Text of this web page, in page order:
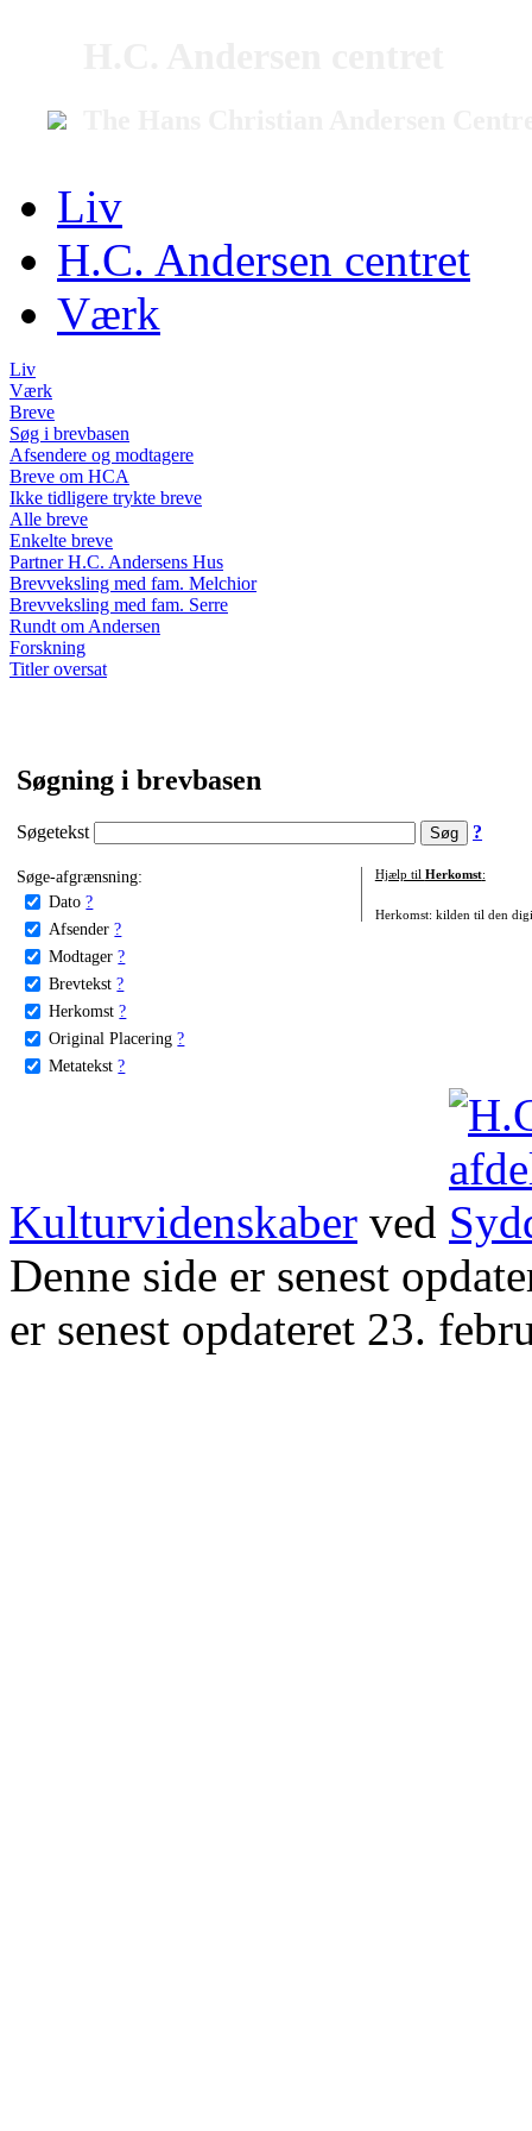
Liv
H.C. Andersen centret
Værk
Liv
Værk
Breve
Søg i brevbasen
Afsendere og modtagere
Breve om HCA
Ikke tidligere trykte breve
Alle breve
Enkelte breve
Partner H.C. Andersens Hus
Brevveksling med fam. Melchior
Brevveksling med fam. Serre
Rundt om Andersen
Forskning
Titler oversat
Søgning i brevbasen
Søgetekst ?
Søge-afgrænsning:
Dato ?
Afsender ?
Modtager ?
Brevtekst ?
Herkomst ?
Original Placering ?
Metatekst ?
Hjælp til Herkomst:
Herkomst: kilden til den
Kulturvidenskaber ved
Denne side er senest
er senest opdateret 23.